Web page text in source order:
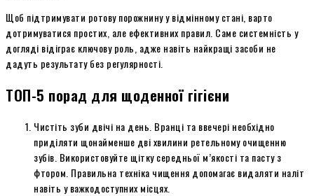
Щоб підтримувати ротову порожнину у відмінному стані, варто
дотримуватися простих, але ефективних правил. Саме системність у
догляді відіграє ключову роль, адже навіть найкращі засоби не
дадуть результату без регулярності.
ТОП-5 порад для щоденної гігієни
Чистіть зуби двічі на день. Вранці та ввечері необхідно
приділяти щонайменше дві хвилини ретельному очищенню
зубів. Використовуйте щітку середньої м’якості та пасту з
фтором. Правильна техніка чищення допомагає видаляти наліт
навіть у важкодоступних місцях.